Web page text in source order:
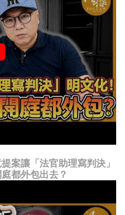
案讓「法官助理寫判決」
都外包出去？